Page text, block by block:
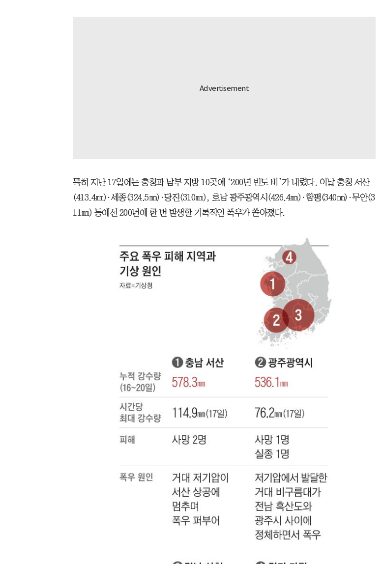
특히 지난 17일에는 충청과 남부 지방 10곳에 ‘200년 빈도 비’가 내렸다. 이날 충청 서산
(413.4㎜)·세종(324.5㎜)·당진(310㎜), 호남 광주광역시(426.4㎜)·함평(340㎜)·무안(3
11㎜) 등에선 200년에 한 번 발생할 기록적인 폭우가 쏟아졌다.